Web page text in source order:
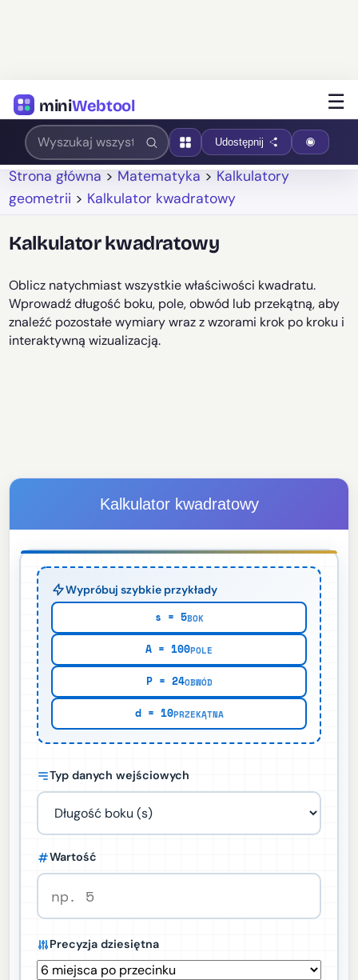
miniWebtool ☰
Udostępnij
Strona główna > Matematyka > Kalkulatory
geometrii > Kalkulator kwadratowy
Kalkulator kwadratowy
Oblicz natychmiast wszystkie właściwości kwadratu.
Wprowadź długość boku, pole, obwód lub przekątną, aby
znaleźć pozostałe wymiary wraz z wzorami krok po kroku i
interaktywną wizualizacją.
Kalkulator kwadratowy
Wypróbuj szybkie przykłady
s = 5BOK
A = 100POLE
P = 24OBWÓD
d = 10PRZEKĄTNA
Typ danych wejściowych
Wartość
Precyzja dziesiętna